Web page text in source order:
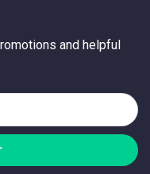
and helpful